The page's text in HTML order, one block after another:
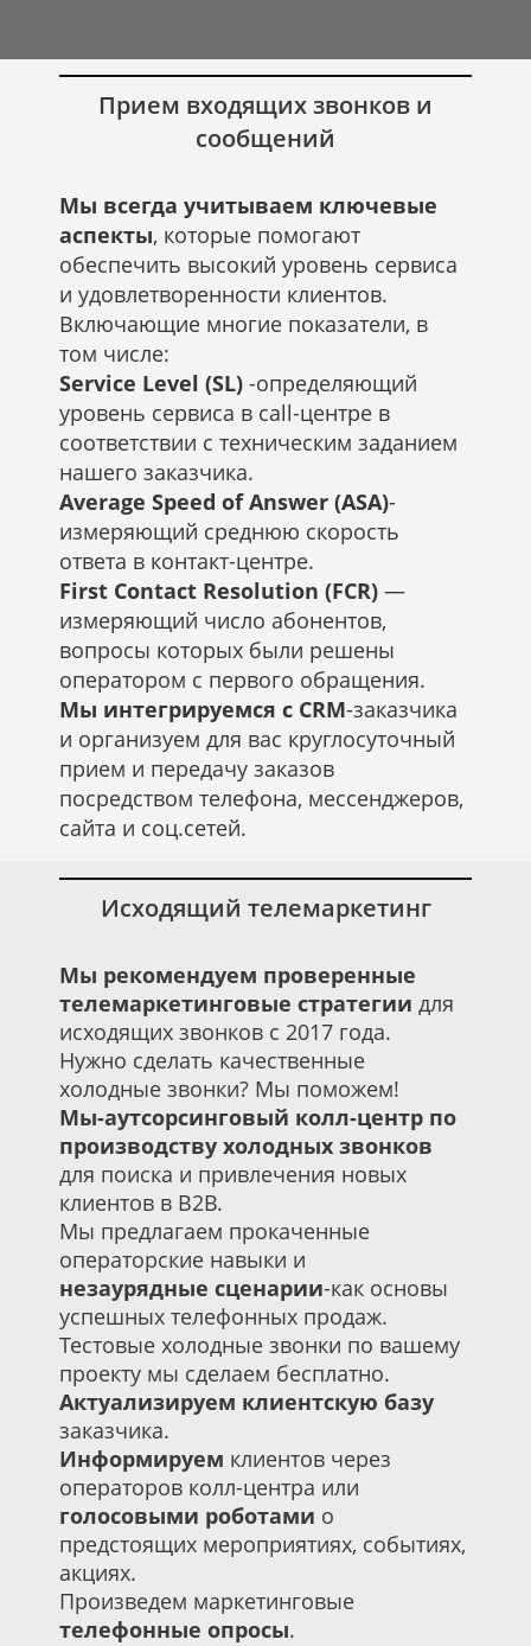
Прием входящих звонков и
сообщений
Мы всегда учитываем ключевые
аспекты, которые помогают
обеспечить высокий уровень сервиса
и удовлетворенности клиентов.
Включающие многие показатели, в
том числе:
Service Level (SL) -определяющий
уровень сервиса в call-центре в
соответствии с техническим заданием
нашего заказчика.
Average Speed of Answer (ASA)-
измеряющий среднюю скорость
ответа в контакт-центре.
First Contact Resolution (FCR) —
измеряющий число абонентов,
вопросы которых были решены
оператором с первого обращения.
Мы интегрируемся с CRM-заказчика
и организуем для вас круглосуточный
прием и передачу заказов
посредством телефона, мессенджеров,
сайта и соц.сетей.
Исходящий телемаркетинг
Мы рекомендуем проверенные
телемаркетинговые стратегии для
исходящих звонков с 2017 года.
Нужно сделать качественные
холодные звонки? Мы поможем!
Мы-аутсорсинговый колл-центр по
производству холодных звонков
для поиска и привлечения новых
клиентов в В2В.
Мы предлагаем прокаченные
операторские навыки и
незаурядные сценарии-как основы
успешных телефонных продаж.
Тестовые холодные звонки по вашему
проекту мы сделаем бесплатно.
Актуализируем клиентскую базу
заказчика.
Информируем клиентов через
операторов колл-центра или
голосовыми роботами о
предстоящих мероприятиях, событиях,
акциях.
Произведем маркетинговые
телефонные опросы.